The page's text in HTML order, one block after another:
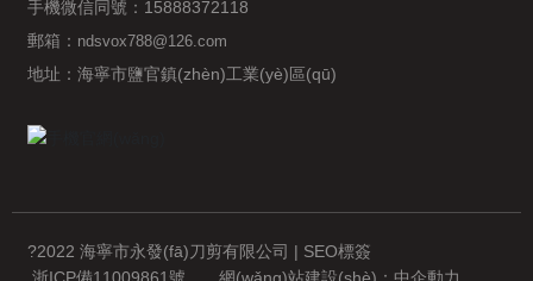
手機微信同號： 15888372118
郵箱： ndsvox788@126.com
地址：海寧市鹽官鎮(zhèn)工業(yè)區(qū)
?2022 海寧市永發(fā)刀剪有限公司 | SEO標簽
浙ICP備11009861號 網(wǎng)站建設(shè)：中企動力